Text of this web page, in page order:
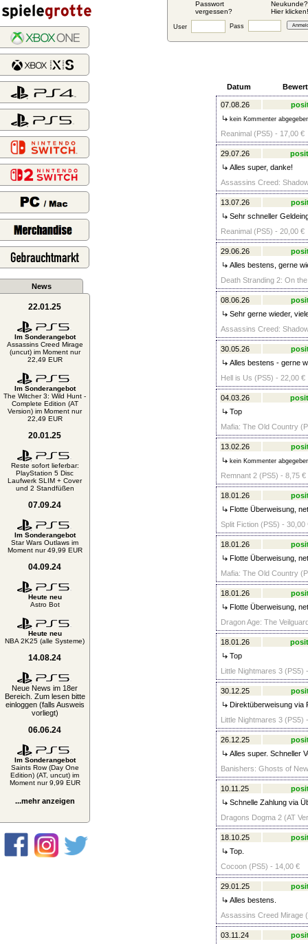
Passwort
vergessen?
Neukunde?
Hier klicken!
User Pass
News
22.01.25
Im Sonderangebot
Assassins Creed Mirage
(uncut) im Moment nur
22,49 EUR
Im Sonderangebot
The Witcher 3: Wild Hunt -
Complete Edition (AT
Version) im Moment nur
22,49 EUR
20.01.25
Reste sofort lieferbar:
PlayStation 5 Disc
Laufwerk SLIM + Cover
und 2 Standfüßen
07.09.24
Im Sonderangebot
Star Wars Outlaws im
Moment nur 49,99 EUR
04.09.24
Heute neu
Astro Bot
Heute neu
NBA 2K25 (alle Systeme)
14.08.24
Neue News im 18er
Bereich. Zum lesen bitte
einloggen (falls Ausweis
vorliegt)
06.06.24
Im Sonderangebot
Saints Row (Day One
Edition) (AT, uncut) im
Moment nur 9,99 EUR
...mehr anzeigen
Datum
07.08.26
kein Kommenter
Reanimal (PS5) - 17,00 €
29.07.26
Alles super, danke!
Assassins Creed:
13.07.26
Sehr schneller
Reanimal (PS5) - 20,00 €
29.06.26
Alles bestens, gerne
Death Stranding 2: On
08.06.26
Sehr gerne wieder,
Assassins Creed:
30.05.26
Alles bestens - gerne
Hell is Us (PS5) - 22,00 €
04.03.26
Top
Mafia: The Old Country
13.02.26
kein Kommenter
Remnant 2 (PS5) - 8,75 €
18.01.26
Flotte Überweisung,
Split Fiction (PS5) - 30,00
18.01.26
Flotte Überweisung,
Mafia: The Old Country
18.01.26
Flotte Überweisung,
Dragon Age: The
18.01.26
Top
Little Nightmares 3 (PS5)
30.12.25
Direktüberweisung via
Little Nightmares 3 (PS5)
26.12.25
Alles super. Schneller
Banishers: Ghosts of
10.11.25
Schnelle Zahlung via
Dragons Dogma 2 (AT
18.10.25
Top.
Cocoon (PS5) - 14,00 €
29.01.25
Alles bestens.
Assassins Creed Mirage
03.11.24